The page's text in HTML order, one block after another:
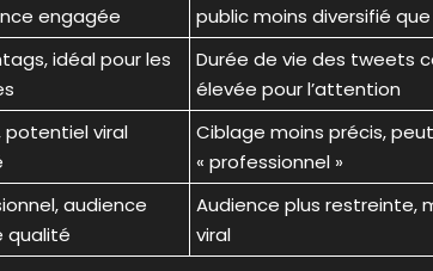
engagée
public moins diversifié
idéal pour les
Durée de vie des tweets
élevée pour l’attention
potentiel viral
Ciblage moins précis,
« professionnel »
audience
qualité
Audience plus restreinte,
viral